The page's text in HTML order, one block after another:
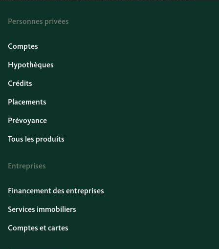
Personnes privées
Comptes
Hypothèques
Crédits
Placements
Prévoyance
Tous les produits
Entreprises
Financement des entreprises
Services immobiliers
Comptes et cartes